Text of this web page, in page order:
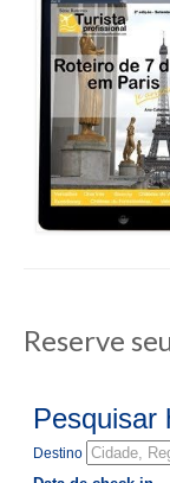
Reserve